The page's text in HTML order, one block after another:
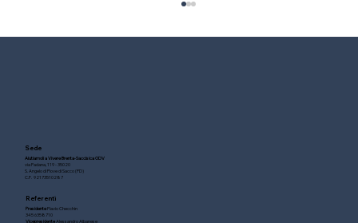
"Cubo della Salute"
Sede
Aiutiamoli a Vivere Brenta-Saccisica ODV
via Padana, 119 - 35020
S. Angelo di Piove di Sacco (PD)
C.F. 92173510287
Referenti
PresidenteFlavio Checchin
345 6358710
VicepresidenteAlessandro Albanese